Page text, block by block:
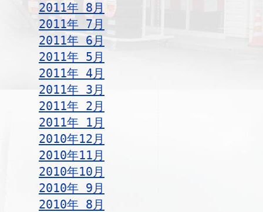
2011年 8月
2011年 7月
2011年 6月
2011年 5月
2011年 4月
2011年 3月
2011年 2月
2011年 1月
2010年12月
2010年11月
2010年10月
2010年 9月
2010年 8月